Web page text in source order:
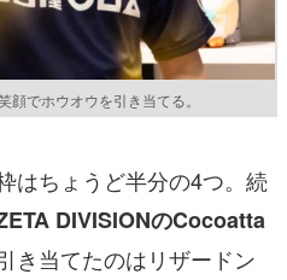
でホウオウを引き当てる。
はちょうど半分の4つ。続
DIVISIONのCocoatta
き当てたのはリザードン